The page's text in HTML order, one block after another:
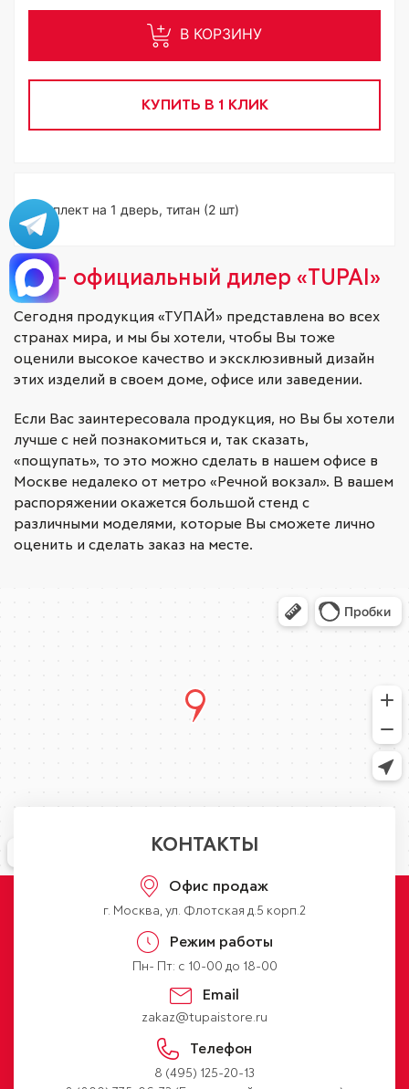
В КОРЗИНУ
КУПИТЬ В 1 КЛИК
Комплект на 1 дверь, титан (2 шт)
Мы – официальный дилер «TUPAI»
Сегодня продукция «ТУПАЙ» представлена во всех
странах мира, и мы бы хотели, чтобы Вы тоже
оценили высокое качество и эксклюзивный дизайн
этих изделий в своем доме, офисе или заведении.
Если Вас заинтересовала продукция, но Вы бы хотели
лучше с ней познакомиться и, так сказать,
«пощупать», то это можно сделать в нашем офисе в
Москве недалеко от метро «Речной вокзал». В вашем
распоряжении окажется большой стенд с
различными моделями, которые Вы сможете лично
оценить и сделать заказ на месте.
КОНТАКТЫ
Офис продаж
г. Москва, ул. Флотская д.5 корп.2
Режим работы
Пн- Пт: с 10-00 до 18-00
Email
zakaz@tupaistore.ru
Телефон
8 (495) 125-20-13